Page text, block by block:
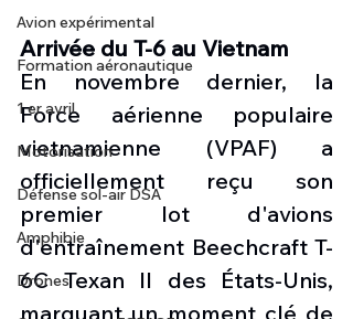
Avion expérimental
Formation aéronautique
1 er avril
Motorisation
Défense sol-air DSA
Amphibie
Drones
Arrivée du T-6 au Vietnam
En novembre dernier, la
Force aérienne populaire
vietnamienne (VPAF) a
officiellement reçu son
premier lot d'avions
d'entraînement Beechcraft T-
6C Texan II des États-Unis,
marquant un moment clé de